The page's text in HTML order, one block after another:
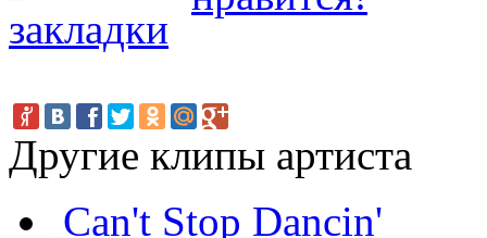
Другие клипы артиста
Can't Stop Dancin'